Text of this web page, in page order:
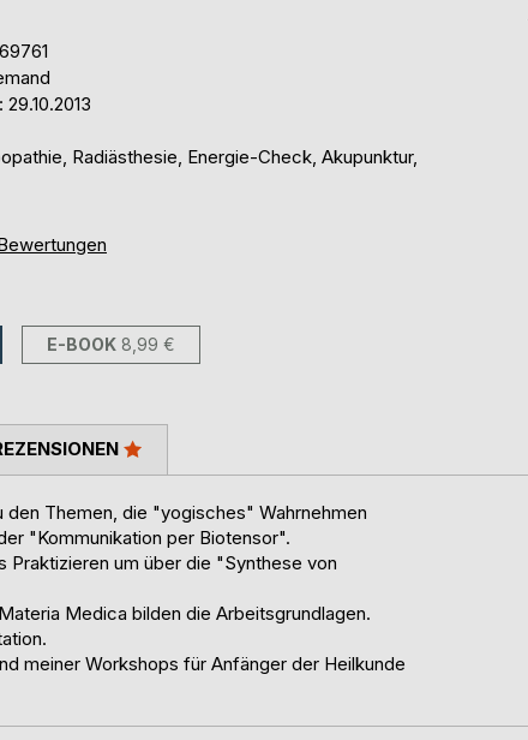
Radiästhesie, Energie-Check, Akupunktur,
E-BOOK 8,99 €
Themen, die "yogisches" Wahrnehmen
"Kommunikation per Biotensor".
Praktizieren um über die "Synthese von
Medica bilden die Arbeitsgrundlagen.
meiner Workshops für Anfänger der Heilkunde